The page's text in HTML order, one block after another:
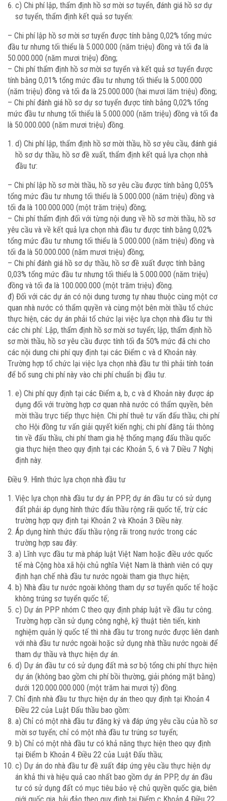
c) Chi phí lập, thẩm định hồ sơ mời sơ tuyển, đánh giá hồ sơ dự
sơ tuyển, thẩm định kết quả sơ tuyển:
– Chi phí lập hồ sơ mời sơ tuyển được tính bằng 0,02% tổng mức
đầu tư nhưng tối thiểu là 5.000.000 (năm triệu) đồng và tối đa là
50.000.000 (năm mươi triệu) đồng;
– Chi phí thẩm định hồ sơ mời sơ tuyển và kết quả sơ tuyển được
tính bằng 0,01% tổng mức đầu tư nhưng tối thiểu là 5.000.000
(năm triệu) đồng và tối đa là 25.000.000 (hai mươi lăm triệu) đồng;
– Chi phí đánh giá hồ sơ dự sơ tuyển được tính bằng 0,02% tổng
mức đầu tư nhưng tối thiểu là 5.000.000 (năm triệu) đồng và tối đa
là 50.000.000 (năm mươi triệu) đồng.
d) Chi phí lập, thẩm định hồ sơ mời thầu, hồ sơ yêu cầu, đánh giá
hồ sơ dự thầu, hồ sơ đề xuất, thẩm định kết quả lựa chọn nhà
đầu tư:
– Chi phí lập hồ sơ mời thầu, hồ sơ yêu cầu được tính bằng 0,05%
tổng mức đầu tư nhưng tối thiểu là 5.000.000 (năm triệu) đồng và
tối đa là 100.000.000 (một trăm triệu) đồng;
– Chi phí thẩm định đối với từng nội dung về hồ sơ mời thầu, hồ sơ
yêu cầu và về kết quả lựa chọn nhà đầu tư được tính bằng 0,02%
tổng mức đầu tư nhưng tối thiểu là 5.000.000 (năm triệu) đồng và
tối đa là 50.000.000 (năm mươi triệu) đồng;
– Chi phí đánh giá hồ sơ dự thầu, hồ sơ đề xuất được tính bằng
0,03% tổng mức đầu tư nhưng tối thiểu là 5.000.000 (năm triệu)
đồng và tối đa là 100.000.000 (một trăm triệu) đồng.
đ) Đối với các dự án có nội dung tương tự nhau thuộc cùng một cơ
quan nhà nước có thẩm quyền và cùng một bên mời thầu tổ chức
thực hiện, các dự án phải tổ chức lại việc lựa chọn nhà đầu tư thì
các chi phí: Lập, thẩm định hồ sơ mời sơ tuyển; lập, thẩm định hồ
sơ mời thầu, hồ sơ yêu cầu được tính tối đa 50% mức đã chi cho
các nội dung chi phí quy định tại các Điểm c và d Khoản này.
Trường hợp tổ chức lại việc lựa chọn nhà đầu tư thì phải tính toán
để bổ sung chi phí này vào chi phí chuẩn bị đầu tư.
e) Chi phí quy định tại các Điểm a, b, c và d Khoản này được áp
dụng đối với trường hợp cơ quan nhà nước có thẩm quyền, bên
mời thầu trực tiếp thực hiện. Chi phí thuê tư vấn đấu thầu; chi phí
cho Hội đồng tư vấn giải quyết kiến nghị; chi phí đăng tải thông
tin về đấu thầu, chi phí tham gia hệ thống mạng đấu thầu quốc
gia thực hiện theo quy định tại các Khoản 5, 6 và 7 Điều 7 Nghị
định này.
Điều 9. Hình thức lựa chọn nhà đầu tư
Việc lựa chọn nhà đầu tư dự án PPP, dự án đầu tư có sử dụng
đất phải áp dụng hình thức đấu thầu rộng rãi quốc tế, trừ các
trường hợp quy định tại Khoản 2 và Khoản 3 Điều này.
Áp dụng hình thức đấu thầu rộng rãi trong nước trong các
trường hợp sau đây:
a) Lĩnh vực đầu tư mà pháp luật Việt Nam hoặc điều ước quốc
tế mà Cộng hòa xã hội chủ nghĩa Việt Nam là thành viên có quy
định hạn chế nhà đầu tư nước ngoài tham gia thực hiện;
b) Nhà đầu tư nước ngoài không tham dự sơ tuyển quốc tế hoặc
không trúng sơ tuyển quốc tế;
c) Dự án PPP nhóm C theo quy định pháp luật về đầu tư công.
Trường hợp cần sử dụng công nghệ, kỹ thuật tiên tiến, kinh
nghiệm quản lý quốc tế thì nhà đầu tư trong nước được liên danh
với nhà đầu tư nước ngoài hoặc sử dụng nhà thầu nước ngoài để
tham dự thầu và thực hiện dự án.
d) Dự án đầu tư có sử dụng đất mà sơ bộ tổng chi phí thực hiện
dự án (không bao gồm chi phí bồi thường, giải phóng mặt bằng)
dưới 120.000.000.000 (một trăm hai mươi tỷ) đồng.
Chỉ định nhà đầu tư thực hiện dự án theo quy định tại Khoản 4
Điều 22 của Luật Đấu thầu bao gồm:
a) Chỉ có một nhà đầu tư đăng ký và đáp ứng yêu cầu của hồ sơ
mời sơ tuyển; chỉ có một nhà đầu tư trúng sơ tuyển;
b) Chỉ có một nhà đầu tư có khả năng thực hiện theo quy định
tại Điểm b Khoản 4 Điều 22 của Luật Đấu thầu;
c) Dự án do nhà đầu tư đề xuất đáp ứng yêu cầu thực hiện dự
án khả thi và hiệu quả cao nhất bao gồm dự án PPP, dự án đầu
tư có sử dụng đất có mục tiêu bảo vệ chủ quyền quốc gia, biên